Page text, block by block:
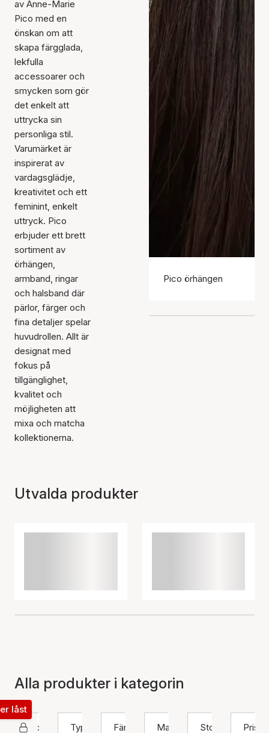
av Anne-Marie
Pico med en
önskan om att
skapa färgglada,
lekfulla
accessoarer och
smycken som gör
det enkelt att
uttrycka sin
personliga stil.
Varumärket är
inspirerat av
vardagsglädje,
kreativitet och ett
feminint, enkelt
uttryck. Pico
erbjuder ett brett
sortiment av
örhängen,
armband, ringar
och halsband där
pärlor, färger och
fina detaljer spelar
huvudrollen. Allt är
designat med
fokus på
tillgänglighet,
kvalitet och
möjligheten att
mixa och matcha
kollektionerna.
Pico örhängen
Utvalda produkter
Alla produkter i kategorin
Pico
låst
Typ
Färg Material Storlek Pris